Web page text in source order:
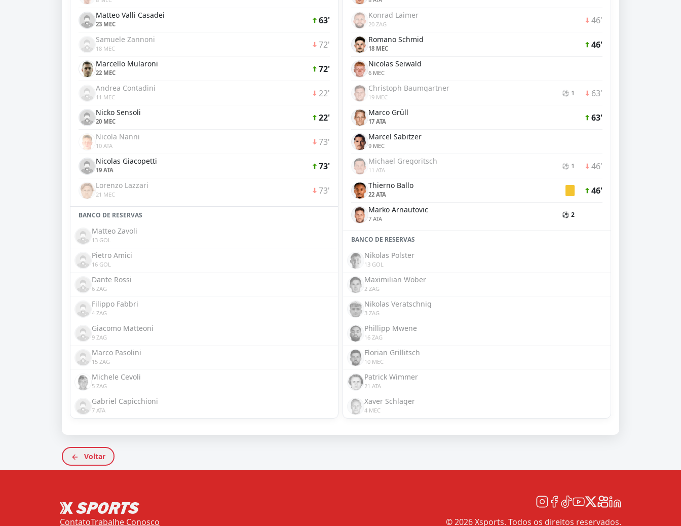
Matteo Valli Casadei
23 MEC 63'
Samuele Zannoni
18 MEC 72'
Marcello Mularoni
22 MEC 72'
Andrea Contadini
11 MEC 22'
Nicko Sensoli
20 MEC 22'
Nicola Nanni
10 ATA 73'
Nicolas Giacopetti
19 ATA 73'
Lorenzo Lazzari
21 MEC 73'
BANCO DE RESERVAS
Matteo Zavoli
13 GOL
Pietro Amici
16 GOL
Dante Rossi
6 ZAG
Filippo Fabbri
4 ZAG
Giacomo Matteoni
9 ZAG
Marco Pasolini
15 ZAG
Michele Cevoli
5 ZAG
Gabriel Capicchioni
7 ATA
Konrad Laimer
20 ZAG 46'
Romano Schmid
18 MEC 46'
Nicolas Seiwald
6 MEC
Christoph Baumgartner
19 MEC ⚽ 1 63'
Marco Grüll
17 ATA 63'
Marcel Sabitzer
9 MEC
Michael Gregoritsch
11 ATA ⚽ 1 46'
Thierno Ballo
22 ATA 46'
Marko Arnautovic
7 ATA ⚽ 2
BANCO DE RESERVAS
Nikolas Polster
13 GOL
Maximilian Wöber
2 ZAG
Nikolas Veratschnig
3 ZAG
Phillipp Mwene
16 ZAG
Florian Grillitsch
10 MEC
Patrick Wimmer
21 ATA
Xaver Schlager
4 MEC
Voltar
ContatoTrabalhe Conosco © 2026 Xsports. Todos os direitos reservados.